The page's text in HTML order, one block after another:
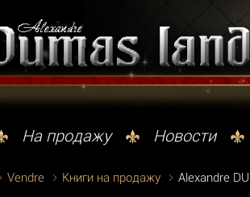
На продажу Новости
Vendre Книги на продажу Alexandre